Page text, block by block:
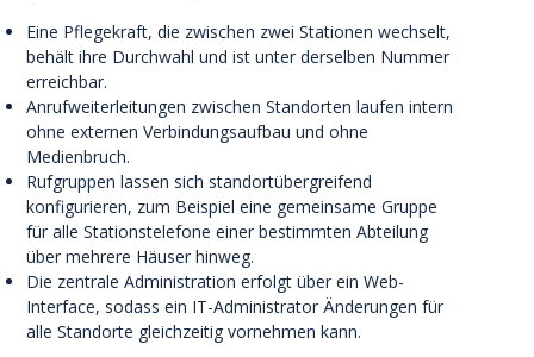
Eine Pflegekraft, die zwischen zwei Stationen wechselt,
behält ihre Durchwahl und ist unter derselben Nummer
erreichbar.
Anrufweiterleitungen zwischen Standorten laufen intern
ohne externen Verbindungsaufbau und ohne
Medienbruch.
Rufgruppen lassen sich standortübergreifend
konfigurieren, zum Beispiel eine gemeinsame Gruppe
für alle Stationstelefone einer bestimmten Abteilung
über mehrere Häuser hinweg.
Die zentrale Administration erfolgt über ein Web-
Interface, sodass ein IT-Administrator Änderungen für
alle Standorte gleichzeitig vornehmen kann.